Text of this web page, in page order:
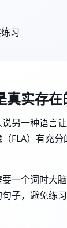
真实存在
另一种语言
FLA）有充
一个词时大
子，避免练
习